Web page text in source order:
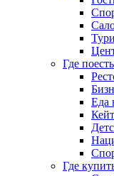
Где поесть
Еда
Где